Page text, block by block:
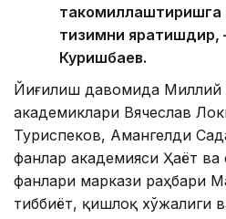
такомиллаштиришга
тизимни
Куришбаев.
Йиғилиш давомида Миллий
академиклари Вячеслав
Туриспеков, Амангелди
фанлар академияси Ҳаёт ва
фанлари маркази раҳбари
тиббиёт, қишлоқ хўжалиги